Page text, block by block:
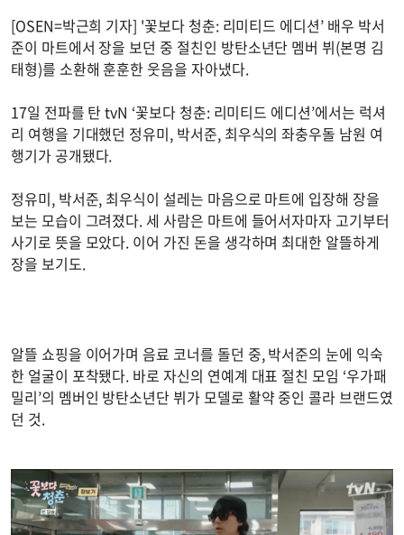
[OSEN=박근희 기자] '꽃보다 청춘: 리미티드 에디션’ 배우 박서
준이 마트에서 장을 보던 중 절친인 방탄소년단 멤버 뷔(본명 김
태형)를 소환해 훈훈한 웃음을 자아냈다.
17일 전파를 탄 tvN ‘꽃보다 청춘: 리미티드 에디션’에서는 럭셔
리 여행을 기대했던 정유미, 박서준, 최우식의 좌충우돌 남원 여
행기가 공개됐다.
정유미, 박서준, 최우식이 설레는 마음으로 마트에 입장해 장을
보는 모습이 그려졌다. 세 사람은 마트에 들어서자마자 고기부터
사기로 뜻을 모았다. 이어 가진 돈을 생각하며 최대한 알뜰하게
장을 보기도.
알뜰 쇼핑을 이어가며 음료 코너를 돌던 중, 박서준의 눈에 익숙
한 얼굴이 포착됐다. 바로 자신의 연예계 대표 절친 모임 ‘우가패
밀리’의 멤버인 방탄소년단 뷔가 모델로 활약 중인 콜라 브랜드였
던 것.